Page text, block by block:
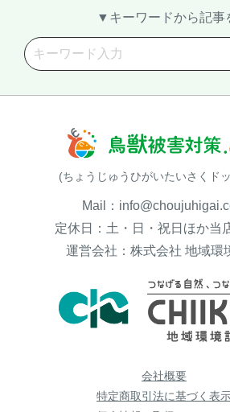
▼キーワードから記事
(ちょうじゅうひがいたいさくド
Mail：
定休日：土・日・祝日ほか当
運営会社：株式会社 地域環
会社概要
特定商取引法に基づく表